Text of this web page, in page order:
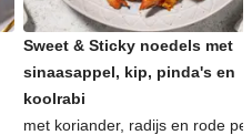
Sweet & Sticky noedels met
sinaasappel, kip, pinda's en
koolrabi
met koriander, radijs en rode